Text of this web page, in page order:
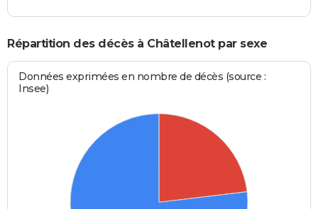
Répartition des décès à Châtellenot par sexe
Données exprimées en nombre de décès (source :
Insee)